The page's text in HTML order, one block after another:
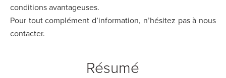
conditions avantageuses.
Pour tout complément d’information, n’hésitez pas à nous
contacter.
Résumé